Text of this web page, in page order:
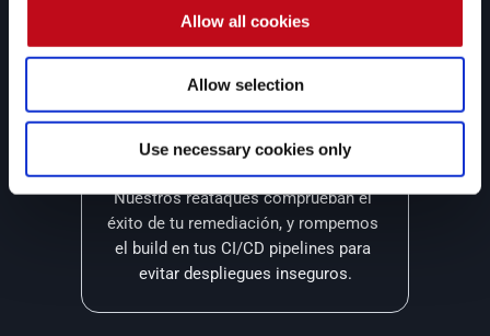
Allow all cookies
Allow selection
Use necessary cookies only
Seguridad a lo largo de tu
SDLC
Nuestros reataques comprueban el
éxito de tu remediación, y rompemos
el build en tus CI/CD pipelines para
evitar despliegues inseguros.